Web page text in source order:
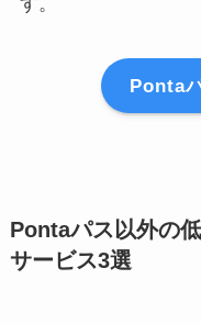
Ponta
Pontaパス以外の
サービス3選